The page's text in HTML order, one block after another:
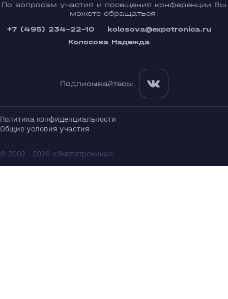
По вопросам участия и посещения конференции Вы
можете обращаться:
+7 (495) 234-22-10
kolosova@expotronica.ru
Колосова Надежда
Подписывайтесь:
Политика конфиденциальности
Общие условия участия
© 2002—2026 «Экспотроника»